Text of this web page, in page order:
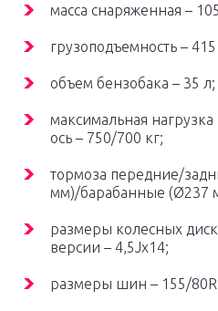
масса снаряженная –
грузоподъемность – 415
объем бензобака – 35 л;
максимальная
ось – 750/700 кг;
тормоза передние/
мм)/барабанные (Ø237
размеры колесных
версии – 4,5Jx14;
размеры шин – 155/